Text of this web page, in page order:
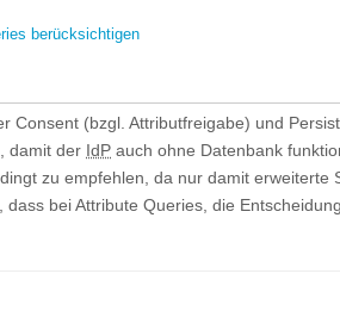
berücksichtigen
Consent (bzgl. Attributfreigabe) und
damit der IdP auch ohne Datenbank
zu empfehlen, da nur damit
bei Attribute Queries, die